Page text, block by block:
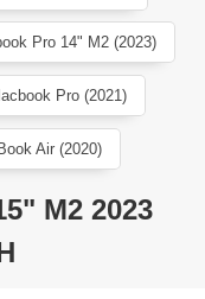
Pro 14" M2 (2023)
Pro (2021)
Air (2020)
M2 2023